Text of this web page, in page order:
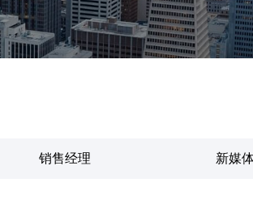
销售经理 新媒